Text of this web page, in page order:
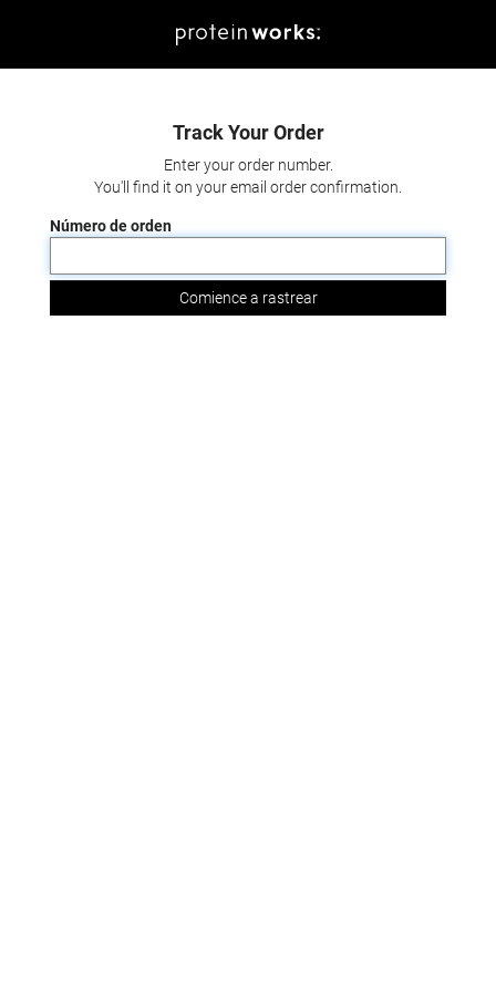
Track Your Order
Enter your order number.
You'll find it on your email order confirmation.
Número de orden